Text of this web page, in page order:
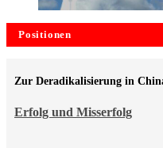
Positionen
Erfolg und Misserfolg
Zur Deradikalisierung in